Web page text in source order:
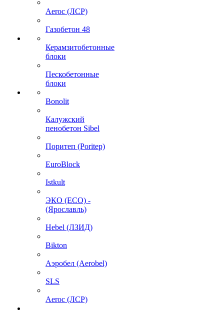
Aeroc (ЛСР)
Газобетон 48
Керамзитобетонные
блоки
Пескобетонные
блоки
Bonolit
Калужский
пенобетон Sibel
Поритеп (Poritep)
EuroBlock
Istkult
ЭКО (ECO) -
(Ярославль)
Hebel (ЛЗИД)
Bikton
Аэробел (Aerobel)
SLS
Aeroc (ЛСР)